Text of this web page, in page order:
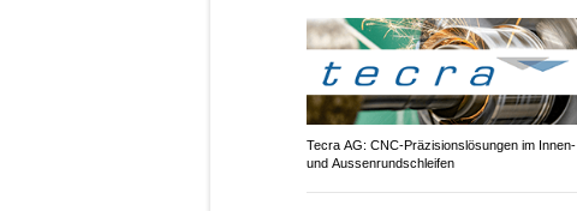
Tecra AG: CNC-Präzisionslösungen im Innen-
und Aussenrundschleifen